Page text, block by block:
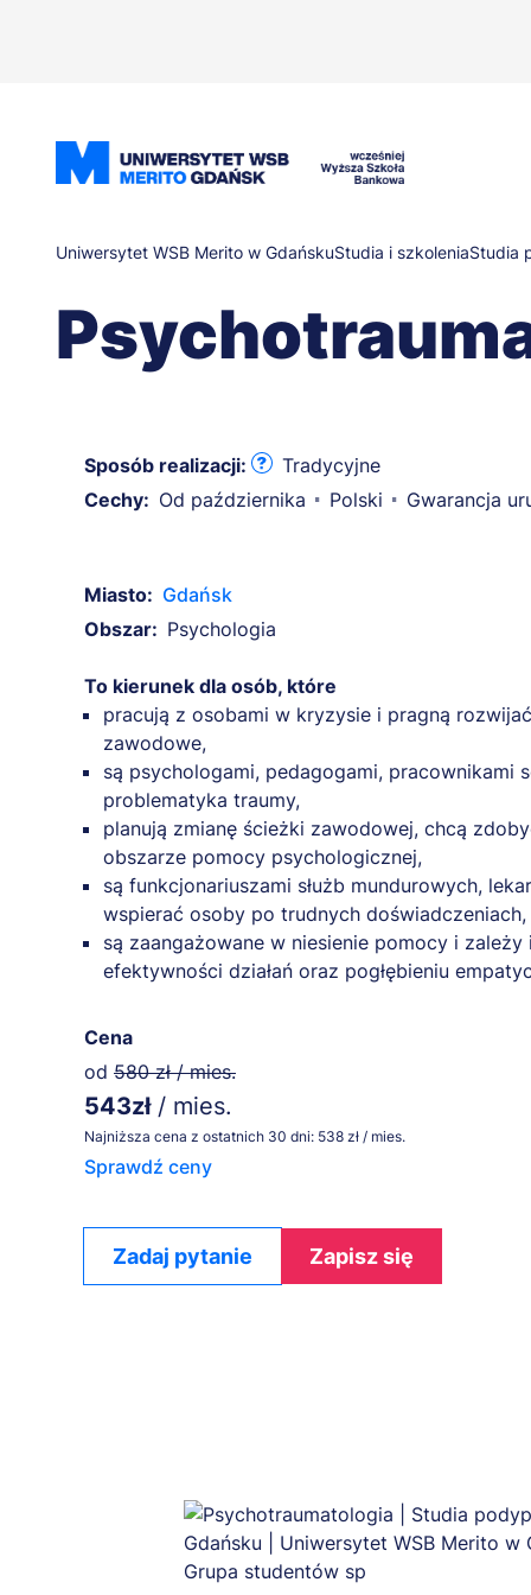
Ścieżka
nawigacyjna
Uniwersytet WSB Merito w GdańskuStudia i szkoleniaStudia
Sposób realizacji:
Tradycyjne
Cechy: Od października Polski Gwarancja
Miasto: Gdańsk
Obszar: Psychologia
To kierunek dla osób, które
pracują z osobami w kryzysie i pragną
zawodowe,
są psychologami, pedagogami, pracownikami
problematyka traumy,
planują zmianę ścieżki zawodowej, chcą
obszarze pomocy psychologicznej,
są funkcjonariuszami służb mundurowych,
wspierać osoby po trudnych doświadczeniach,
są zaangażowane w niesienie pomocy i zależy
efektywności działań oraz pogłębieniu
Cena
od 580 zł / mies.
543zł / mies.
Najniższa cena z ostatnich 30 dni: 538 zł / mies.
Sprawdź ceny
Zadaj pytanie Zapisz się